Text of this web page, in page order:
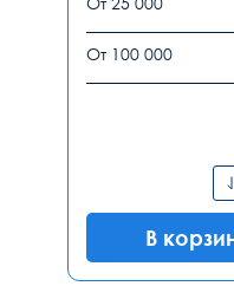
От 100 000
В